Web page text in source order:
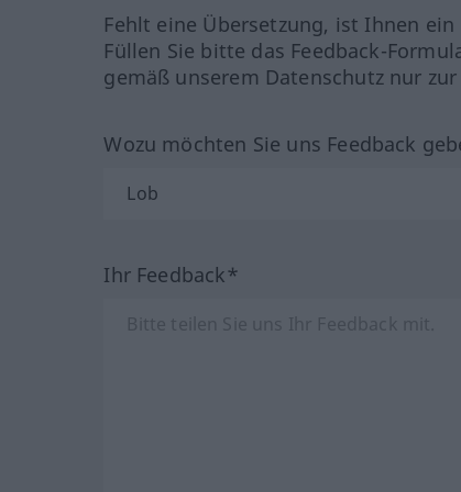
Fehlt eine Übersetzung, ist Ihnen
Füllen Sie bitte das Feedback-
gemäß unserem Datenschutz nur
Wozu möchten Sie uns Feedback
Ihr Feedback*